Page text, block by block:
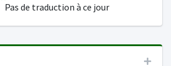
Pas de traduction à ce jour